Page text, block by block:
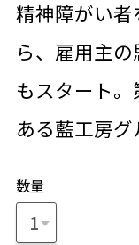
精神障がい
ら、雇用主
もスタート
ある藍工房グ
数量